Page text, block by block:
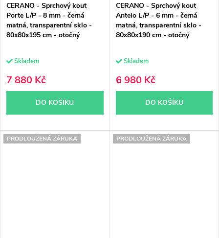
CERANO - Sprchový kout
Porte L/P - 8 mm - černá
matná, transparentní sklo -
80x80x195 cm - otočný
Skladem
7 880 Kč
DO KOŠÍKU
CERANO - Sprchový kout
Antelo L/P - 6 mm - černá
matná, transparentní sklo -
80x80x190 cm - otočný
Skladem
6 980 Kč
DO KOŠÍKU
PRODLOUŽENÁ ZÁRUKA PRODLOUŽENÁ ZÁRUKA